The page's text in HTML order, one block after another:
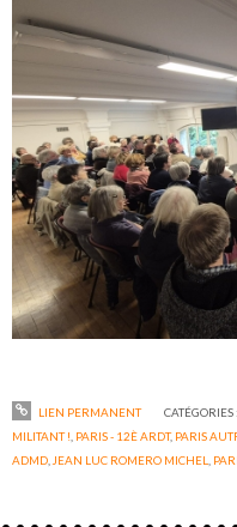
LIEN PERMANENT CATÉGORIES :
MILITANT ! PARIS - 12È ARDT, PARIS
ADMD JEAN LUC ROMERO MICHEL